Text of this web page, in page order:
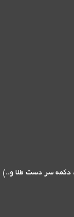
دکمه سر دست طلا و..)